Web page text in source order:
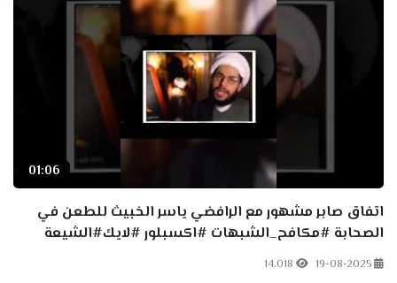
01:06
اتفاق صابر مشهور مع الرافضي ياسر الخبيث للطعن في
الصحابة #مكافح_الشبهات #اكسبلور #لايك#الشيعة
19-08-2025
14.018